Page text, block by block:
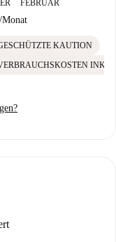
FEBRUAR
/Monat
KAUTION